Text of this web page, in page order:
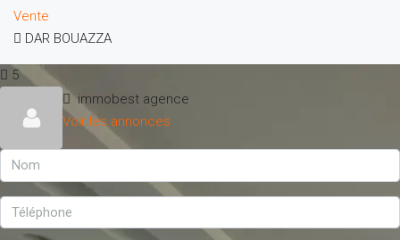
Vente
DAR BOUAZZA
5
immobest agence
Voir les annonces